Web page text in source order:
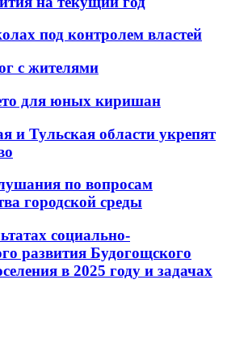
под контролем властей
с жителями
для юных киришан
и Тульская области укрепят
по вопросам
городской среды
социально-
развития Будогощского
в 2025 году и задачах